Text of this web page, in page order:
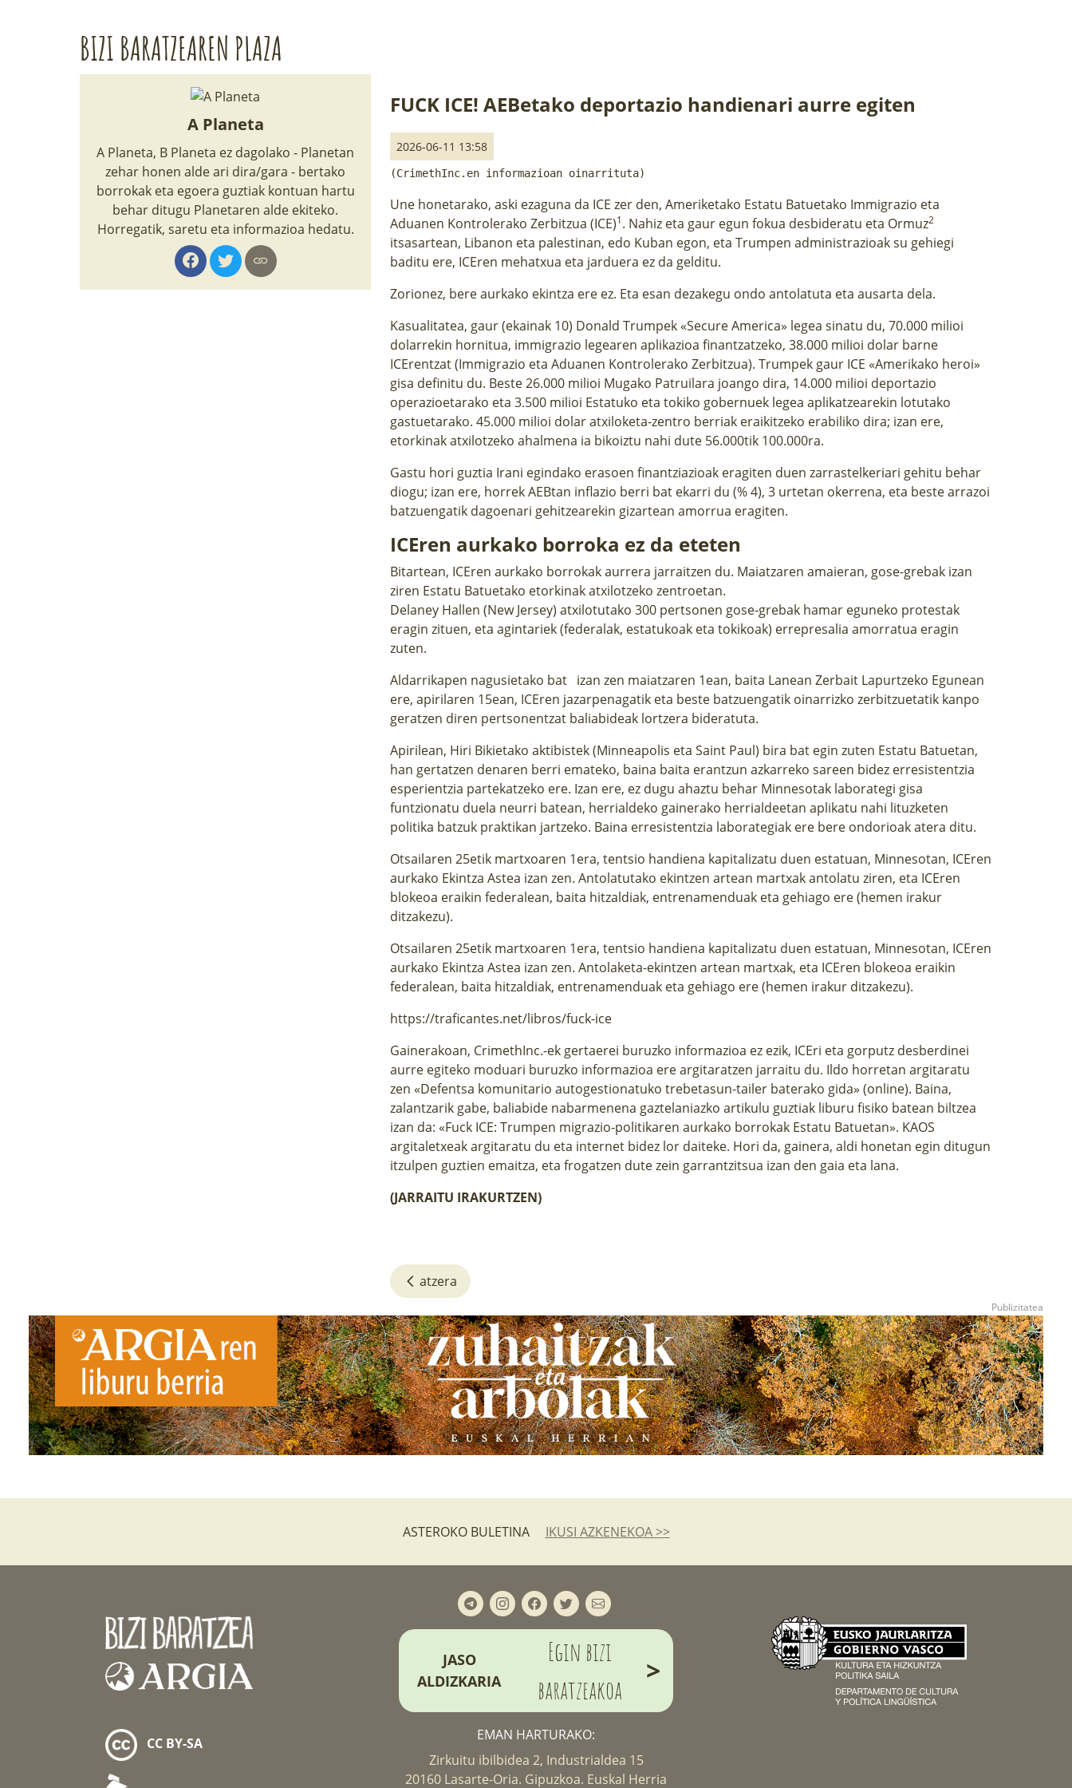
BIZI BARATZEAREN PLAZA
A Planeta
A Planeta, B Planeta ez dagolako - Planetan
zehar honen alde ari dira/gara - bertako
borrokak eta egoera guztiak kontuan hartu
behar ditugu Planetaren alde ekiteko.
Horregatik, saretu eta informazioa hedatu.
FUCK ICE! AEBetako deportazio handienari aurre egiten
2026-06-11 13:58
(CrimethInc. en informazioan oinarrituta)
Une honetarako, aski ezaguna da ICE zer den, Ameriketako Estatu Batuetako Immigrazio eta
Aduanen Kontrolerako Zerbitzua (ICE)1. Nahiz eta gaur egun fokua desbideratu eta Ormuz2
itsasartean, Libanon eta palestinan, edo Kuban egon, eta Trumpen administrazioak su gehiegi
baditu ere, ICEren mehatxua eta jarduera ez da gelditu.
Zorionez, bere aurkako ekintza ere ez. Eta esan dezakegu ondo antolatuta eta ausarta dela.
Kasualitatea, gaur (ekainak 10) Donald Trumpek «Secure America» legea sinatu du, 70.000 milioi
dolarrekin hornitua, immigrazio legearen aplikazioa finantzatzeko, 38.000 milioi dolar barne
ICErentzat (Immigrazio eta Aduanen Kontrolerako Zerbitzua). Trumpek gaur ICE «Amerikako heroi»
gisa definitu du. Beste 26.000 milioi Mugako Patruilara joango dira, 14.000 milioi deportazio
operazioetarako eta 3.500 milioi Estatuko eta tokiko gobernuek legea aplikatzearekin lotutako
gastuetarako. 45.000 milioi dolar atxiloketa-zentro berriak eraikitzeko erabiliko dira; izan ere,
etorkinak atxilotzeko ahalmena ia bikoiztu nahi dute 56.000tik 100.000ra.
Gastu hori guztia Irani egindako erasoen finantziazioak eragiten duen zarrastelkeriari gehitu behar
diogu; izan ere, horrek AEBtan inflazio berri bat ekarri du (% 4), 3 urtetan okerrena, eta beste arrazoi
batzuengatik dagoenari gehitzearekin gizartean amorrua eragiten.
ICEren aurkako borroka ez da eteten
Bitartean, ICEren aurkako borrokak aurrera jarraitzen du. Maiatzaren amaieran, gose-grebak izan
ziren Estatu Batuetako etorkinak atxilotzeko zentroetan.
Delaney Hallen (New Jersey) atxilotutako 300 pertsonen gose-grebak hamar eguneko protestak
eragin zituen, eta agintariek (federalak, estatukoak eta tokikoak) errepresalia amorratua eragin
zuten.
Aldarrikapen nagusietako bat izan zen maiatzaren 1ean, baita Lanean Zerbait Lapurtzeko Egunean
ere,apirilaren 15ean, ICEren jazarpenagatik eta beste batzuengatik oinarrizko zerbitzuetatik kanpo
geratzen diren pertsonentzat baliabideak lortzera bideratuta.
Apirilean, Hiri Bikietako aktibistek (Minneapolis eta Saint Paul) bira bat egin zuten Estatu Batuetan,
han gertatzen denaren berri emateko, baina baita erantzun azkarreko sareen bidez erresistentzia
esperientzia partekatzeko ere. Izan ere, ez dugu ahaztu behar Minnesotak laborategi gisa
funtzionatu duela neurri batean, herrialdeko gainerako herrialdeetan aplikatu nahi lituzketen
politika batzuk praktikan jartzeko. Baina erresistentzia laborategiak ere bere ondorioak atera ditu.
Otsailaren 25etik martxoaren 1era, tentsio handiena kapitalizatu duen estatuan, Minnesotan, ICEren
aurkako Ekintza Astea izan zen. Antolatutako ekintzen artean martxak antolatu ziren, eta ICEren
blokeoa eraikin federalean, baita hitzaldiak, entrenamenduak eta gehiago ere (hemen irakur
ditzakezu).
Otsailaren 25etik martxoaren 1era, tentsio handiena kapitalizatu duen estatuan, Minnesotan, ICEren
aurkako Ekintza Astea izan zen. Antolaketa-ekintzen artean martxak, eta ICEren blokeoa eraikin
federalean, baita hitzaldiak, entrenamenduak eta gehiago ere (hemen irakur ditzakezu).
https://traficantes.net/libros/fuck-ice
Gainerakoan, CrimethInc.-ek gertaerei buruzko informazioa ez ezik, ICEri eta gorputz desberdinei
aurre egiteko moduari buruzko informazioa ere argitaratzen jarraitu du. Ildo horretan argitaratu
zen «Defentsa komunitario autogestionatukotrebetasun-tailer baterako gida» (online). Baina,
zalantzarik gabe, baliabide nabarmenena gaztelaniazko artikulu guztiak liburu fisiko batean biltzea
izan da: «Fuck ICE: Trumpen migrazio-politikaren aurkako borrokak Estatu Batuetan». KAOS
argitaletxeak argitaratu du eta internet bidez lor daiteke. Hori da, gainera, aldi honetan egin ditugun
itzulpen guztien emaitza, eta frogatzen dute zein garrantzitsua izan den gaia eta lana.
(JARRAITU IRAKURTZEN)
atzera
ASTEROKO BULETINA IKUSI AZKENEKOA >>
CC BY-SA
JASO
ALDIZKARIA
Egin bizi
baratzeakoa
>
EMAN HARTURAKO:
Zirkuitu ibilbidea 2, Industrialdea 15
20160 Lasarte-Oria. Gipuzkoa. Euskal Herria